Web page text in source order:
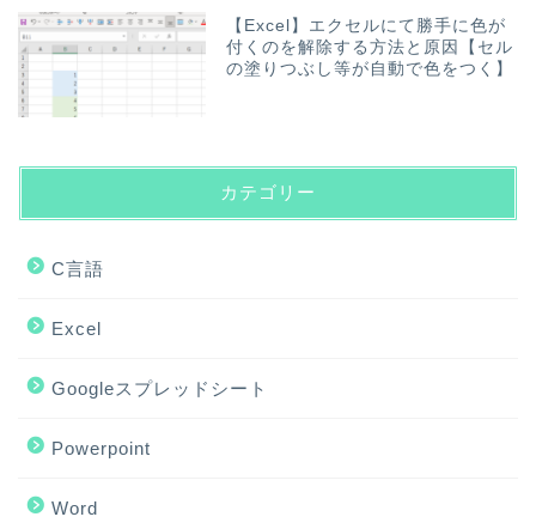
【Excel】エクセルにて勝手に色が
付くのを解除する方法と原因【セル
の塗りつぶし等が自動で色をつく】
カテゴリー
C言語
Excel
Googleスプレッドシート
Powerpoint
Word